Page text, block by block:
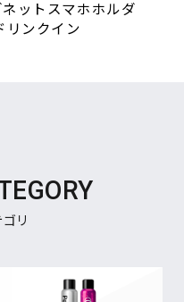
ネットスマホホルダ
リンクイン
リ